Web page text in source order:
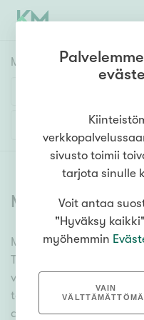
Myyntikohteet
1h 2h
Asuntotyyppi
Kerros-/luhtitalo
Rivitalo/paritalo
Omakoti-/erillistalo
Maa- tai metsätila
Lisää hakuehtoja
Myytävät
Meiltä löydät myytävät
Tuhansien kohteiden ja
verkostomme auttaa
tärkeimmässä
asunnot. Hyödynnä
sivusto toimii
tarjota sinulle
Voit antaa
"Hyväksy
myöhemmin
VAIN